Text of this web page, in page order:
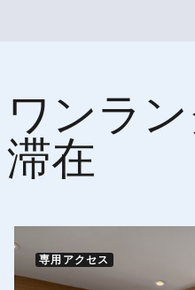
ワンラ
滞在
専用アクセス